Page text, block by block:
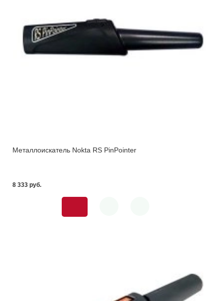
Металлоискатель Nokta RS PinPointer
8 333 pуб.